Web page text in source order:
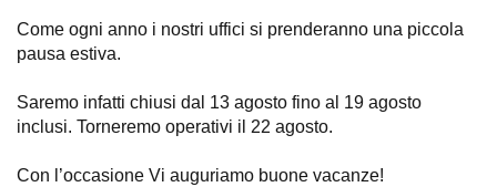
Come ogni anno i nostri uffici si prenderanno una piccola
pausa estiva.
Saremo infatti chiusi dal 13 agosto fino al 19 agosto
inclusi. Torneremo operativi il 22 agosto.
Con l’occasione Vi auguriamo buone vacanze!